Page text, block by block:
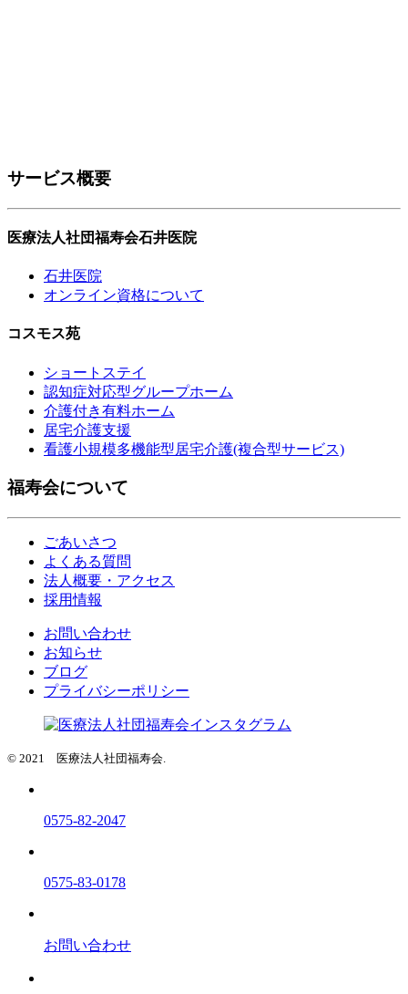
サービス概要
医療法人社団福寿会石井医院
石井医院
オンライン資格について
コスモス苑
ショートステイ
認知症対応型グループホーム
介護付き有料ホーム
居宅介護支援
看護小規模多機能型居宅介護(複合型サービス)
福寿会について
ごあいさつ
よくある質問
法人概要・アクセス
採用情報
お問い合わせ
お知らせ
ブログ
プライバシーポリシー
© 2021 医療法人社団福寿会.
0575-82-2047
0575-83-0178
お問い合わせ